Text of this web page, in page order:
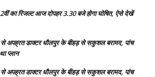
12वीं का रिजल्ट आज दोपहर 3.30 बजे होगा घोषित, ऐसे देखें
अपह्रत डाक्टर धौलपुर के बीहड़ से सकुशल बरामद, पांच
प्लान
अपह्रत डाक्टर धौलपुर के बीहड़ से सकुशल बरामद, पांच